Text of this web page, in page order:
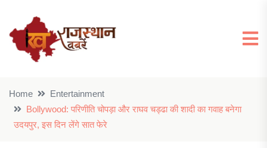
Home
Entertainment
Bollywood: परिणीति चोपड़ा और राघव चड्ढा की शादी का गवाह बनेगा
उदयपुर, इस दिन लेंगे सात फेरे